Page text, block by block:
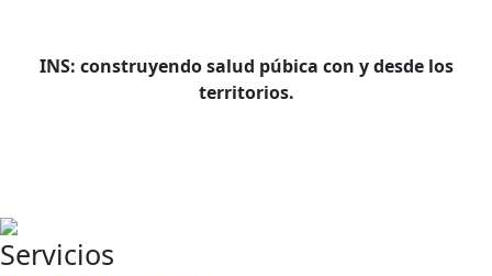
INS: construyendo salud púbica con y desde los
territorios.
Servicios